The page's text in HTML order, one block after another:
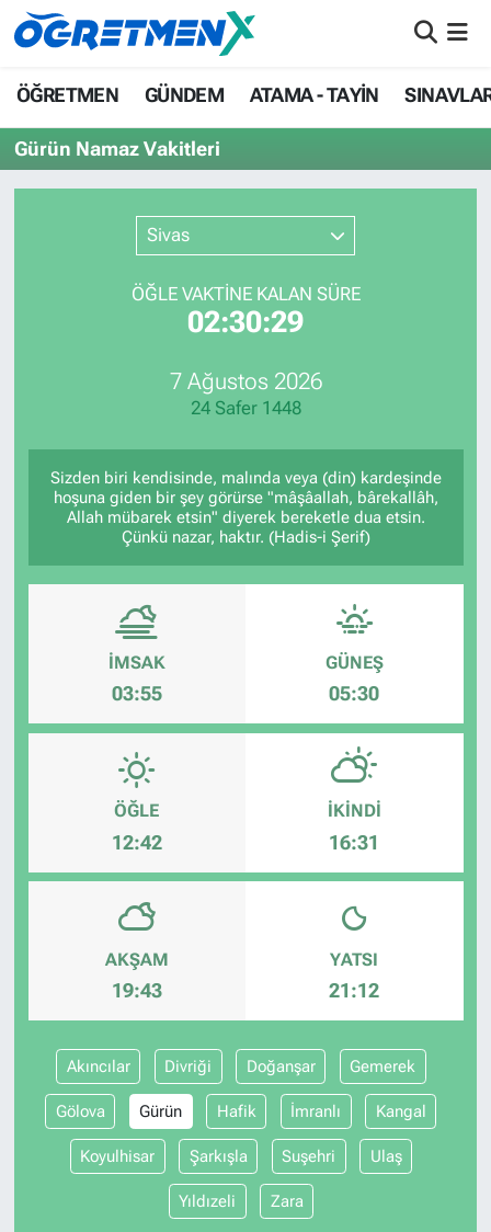
ÖĞRETMEN GÜNDEM ATAMA - TAYİN
Gürün Namaz Vakitleri
Sivas
ÖĞLE VAKTİNE KALAN SÜRE
02:30:29
7 Ağustos 2026
24 Safer 1448
Sizden biri kendisinde, malında veya (din) kardeşinde
hoşuna giden bir şey görürse "mâşâallah, bârekallâh,
Allah mübarek etsin" diyerek bereketle dua etsin.
Çünkü nazar, haktır. (Hadis-i Şerif)
İMSAK
03:55
GÜNEŞ
05:30
ÖĞLE
12:42
İKINDI
16:31
AKŞAM
19:43
YATSI
21:12
Akıncılar Divriği Doğanşar Gemerek
Gölova Gürün Hafik İmranlı Kangal
Koyulhisar Şarkışla Suşehri Ulaş
Yıldızeli Zara
ÖĞRETMEN
GÜNDEM
ATAMA - TAYİN
SINAVLAR
HAYATIN İÇİNDEN
İstanbul Nöbetçi Eczaneler
İstanbul Hava Durumu
İstanbul Namaz Vakitleri
İstanbul Trafik Yoğunluk Haritası
Süper Lig Puan Durumu ve Fikstür
Son Dakika Haberleri
Haber Arşivi